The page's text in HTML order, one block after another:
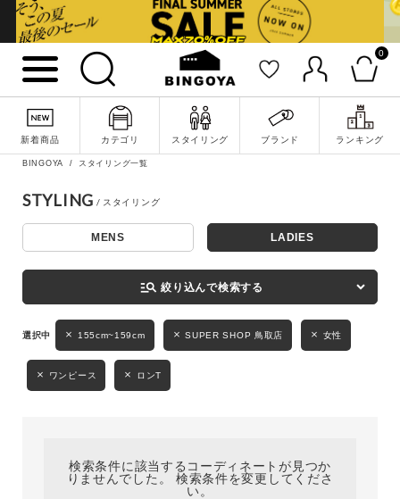
0
新着商品 カテゴリ スタイリング ブランド ランキング
詳細検索
キーワード
性別
MENS LADIES KIDS
BINGOYA スタイリング一覧
STYLING
MENS LADIES
manage_search 絞り込んで検索する
155cm~159cm SUPER SHOP 鳥取店 女性
ワンピース ロンT
検索条件に該当するコーディネートが見つか
りませんでした。 検索条件を変更してくださ
い。